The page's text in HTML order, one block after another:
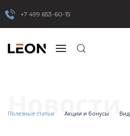
+7 499 653-60-15
Новости
Полезные статьи Акции и бонусы